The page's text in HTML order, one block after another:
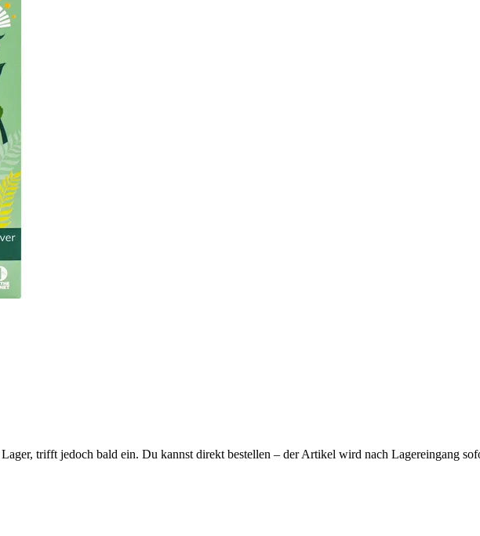
trifft jedoch bald ein. Du kannst direkt bestellen – der Artikel wird nach Lagereingang